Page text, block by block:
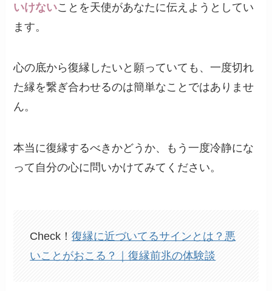
いけないことを天使があなたに伝えようとしてい
ます。
心の底から復縁したいと願っていても、一度切れ
た縁を繋ぎ合わせるのは簡単なことではありませ
ん。
本当に復縁するべきかどうか、もう一度冷静にな
って自分の心に問いかけてみてください。
Check！復縁に近づいてるサインとは？悪
いことがおこる？｜復縁前兆の体験談